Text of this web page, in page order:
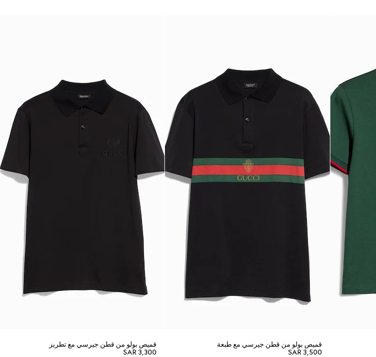
قميص بولو من قطن جيرسي مع طبعة
SAR 3,500
قميص بولو من قطن جيرسي مع تطريز
SAR 3,300